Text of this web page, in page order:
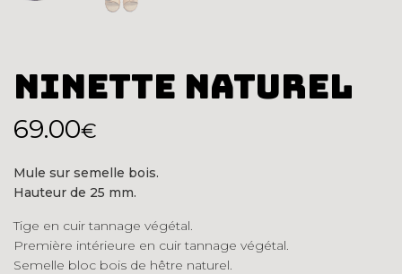
Ninette Naturel
Le
initial
était :
152.00€.
69.00€
Le
actuel
est :
69.00€.
Mule sur semelle bois.
Hauteur de 25 mm.
Tige en cuir tannage végétal.
Première intérieure en cuir tannage végétal.
Semelle bloc bois de hêtre naturel.